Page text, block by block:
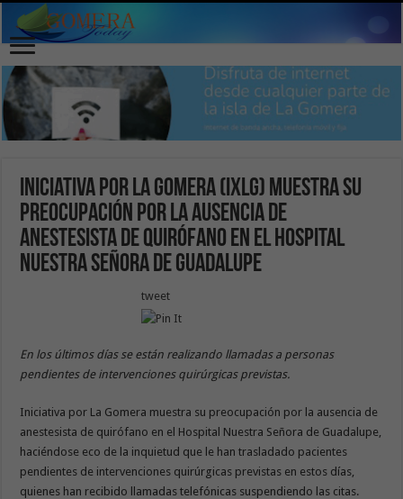
Iniciativa por La Gomera (IxLG) muestra su
preocupación por la ausencia de
anestesista de quirófano en el Hospital
Nuestra Señora de Guadalupe
tweet
En los últimos días se están realizando llamadas a personas
pendientes de intervenciones quirúrgicas previstas.
Iniciativa por La Gomera muestra su preocupación por la ausencia de
anestesista de quirófano en el Hospital Nuestra Señora de Guadalupe,
haciéndose eco de la inquietud que le han trasladado pacientes
pendientes de intervenciones quirúrgicas previstas en estos días,
quienes han recibido llamadas telefónicas suspendiendo las citas.